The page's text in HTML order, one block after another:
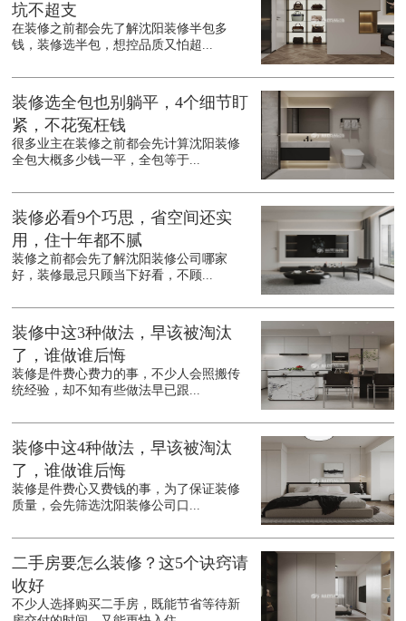
坑不超支
在装修之前都会先了解沈阳装修半包多
钱，装修选半包，想控品质又怕超...
装修选全包也别躺平，4个细节盯
紧，不花冤枉钱
很多业主在装修之前都会先计算沈阳装修
全包大概多少钱一平，全包等于...
装修必看9个巧思，省空间还实
用，住十年都不腻
装修之前都会先了解沈阳装修公司哪家
好，装修最忌只顾当下好看，不顾...
装修中这3种做法，早该被淘汰
了，谁做谁后悔
装修是件费心费力的事，不少人会照搬传
统经验，却不知有些做法早已跟...
装修中这4种做法，早该被淘汰
了，谁做谁后悔
装修是件费心又费钱的事，为了保证装修
质量，会先筛选沈阳装修公司口...
二手房要怎么装修？这5个诀窍请
收好
不少人选择购买二手房，既能节省等待新